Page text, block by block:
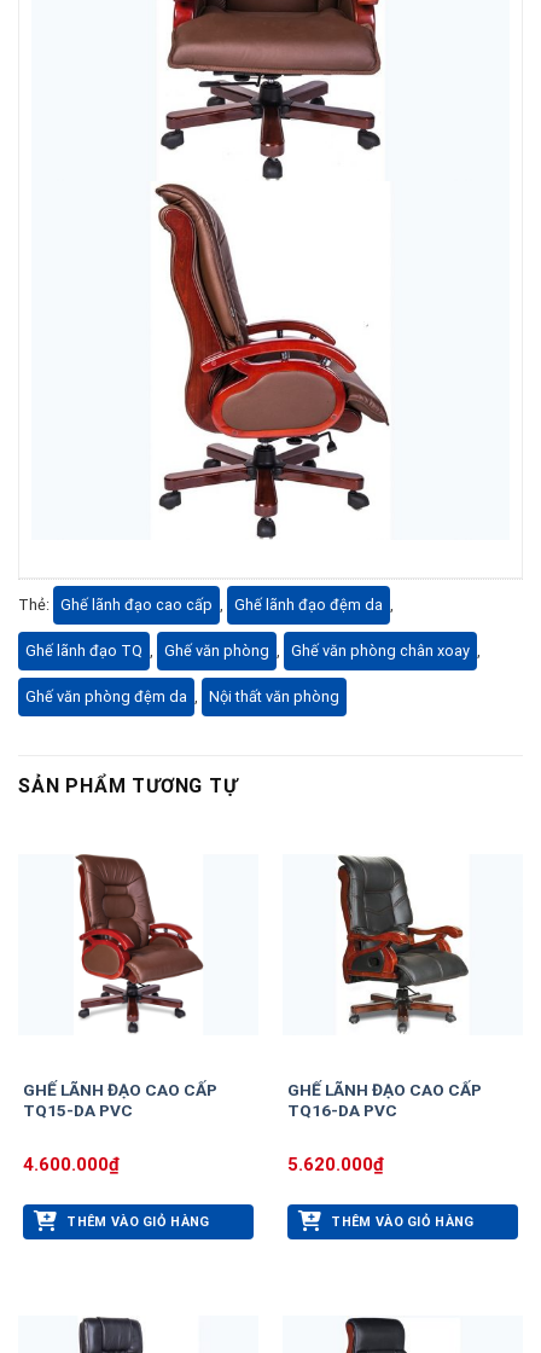
Thẻ: Ghế lãnh đạo cao cấp Ghế lãnh đạo đệm da
Ghế lãnh đạo TQ Ghế văn phòng Ghế văn phòng chân xoay
Ghế văn phòng đệm da Nội thất văn phòng
SẢN PHẨM TƯƠNG TỰ
GHẾ LÃNH ĐẠO CAO CẤP
TQ15-DA PVC
4.600.000₫
THÊM VÀO GIỎ HÀNG
GHẾ LÃNH ĐẠO CAO CẤP
TQ16-DA PVC
5.620.000₫
THÊM VÀO GIỎ HÀNG